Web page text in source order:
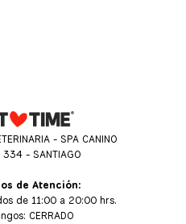
- SPA CANINO
334 - SANTIAGO
de Atención:
de 11:00 a 20:00 hrs.
CERRADO